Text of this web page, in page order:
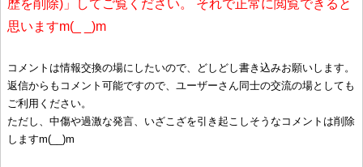
歴を削除)」してご覧ください。 それで正常に閲覧できると
思いますm(_ _)m
コメントは情報交換の場にしたいので、どしどし書き込みお願いします。
返信からもコメント可能ですので、ユーザーさん同士の交流の場としても
ご利用ください。
ただし、中傷や過激な発言、いざこざを引き起こしそうなコメントは削除
しますm(__)m